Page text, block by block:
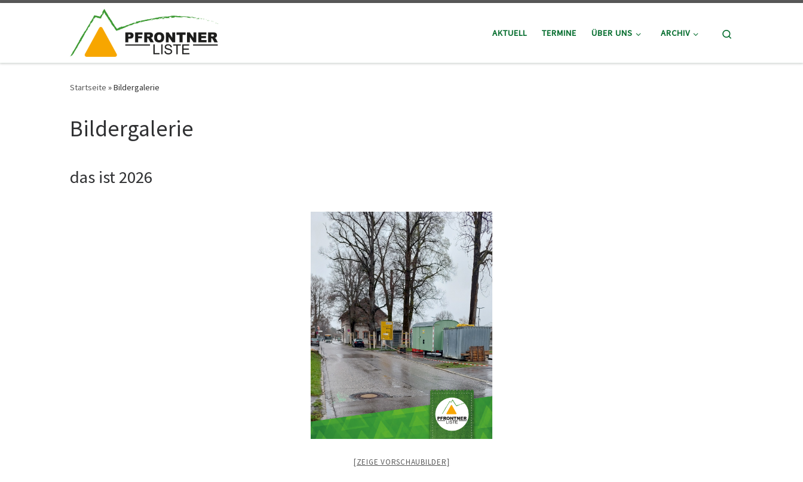
AKTUELL TERMINE ÜBER UNS ARCHIV
Startseite »Bildergalerie
Bildergalerie
das ist 2026
[ZEIGE VORSCHAUBILDER]